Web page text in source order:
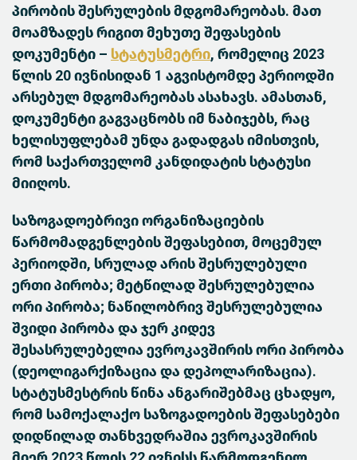
პირობის შესრულების მდგომარეობას. მათ
მოამზადეს რიგით მეხუთე შეფასების
დოკუმენტი – სტატუსმეტრი, რომელიც 2023
წლის 20 ივნისიდან 1 აგვისტომდე პერიოდში
არსებულ მდგომარეობას ასახავს. ამასთან,
დოკუმენტი გაგვაცნობს იმ ნაბიჯებს, რაც
ხელისუფლებამ უნდა გადადგას იმისთვის,
რომ საქართველომ კანდიდატის სტატუსი
მიიღოს.
საზოგადოებრივი ორგანიზაციების
წარმომადგენლების შეფასებით, მოცემულ
პერიოდში, სრულად არის შესრულებული
ერთი პირობა; მეტწილად შესრულებულია
ორი პირობა; ნაწილობრივ შესრულებულია
შვიდი პირობა და ჯერ კიდევ
შესასრულებელია ევროკავშირის ორი პირობა
(დეოლიგარქიზაცია და დეპოლარიზაცია).
სტატუსმესტრის წინა ანგარიშებმაც ცხადყო,
რომ სამოქალაქო საზოგადოების შეფასებები
დიდწილად თანხვედრაშია ევროკავშირის